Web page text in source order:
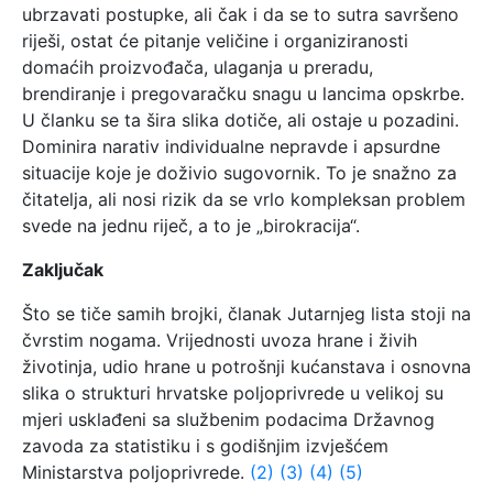
ubrzavati postupke, ali čak i da se to sutra savršeno
riješi, ostat će pitanje veličine i organiziranosti
domaćih proizvođača, ulaganja u preradu,
brendiranje i pregovaračku snagu u lancima opskrbe.
U članku se ta šira slika dotiče, ali ostaje u pozadini.
Dominira narativ individualne nepravde i apsurdne
situacije koje je doživio sugovornik. To je snažno za
čitatelja, ali nosi rizik da se vrlo kompleksan problem
svede na jednu riječ, a to je „birokracija“.
Zaključak
Što se tiče samih brojki, članak Jutarnjeg lista stoji na
čvrstim nogama. Vrijednosti uvoza hrane i živih
životinja, udio hrane u potrošnji kućanstava i osnovna
slika o strukturi hrvatske poljoprivrede u velikoj su
mjeri usklađeni sa službenim podacima Državnog
zavoda za statistiku i s godišnjim izvješćem
Ministarstva poljoprivrede. (2) (3) (4) (5)